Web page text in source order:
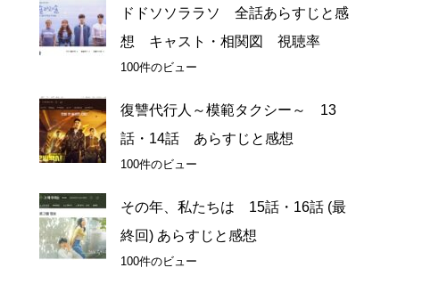
ドドソソララソ 全話あらすじと感
想 キャスト・相関図 視聴率
100件のビュー
復讐代行人～模範タクシー～ 13
話・14話 あらすじと感想
100件のビュー
その年、私たちは 15話・16話 (最
終回) あらすじと感想
100件のビュー